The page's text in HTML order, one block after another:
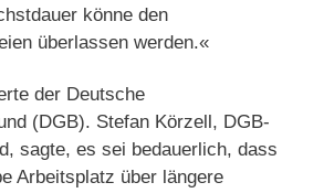
könne den
überlassen werden.«
der Deutsche
(DGB). Stefan Körzell, DGB-
sagte, es sei bedauerlich, dass
Arbeitsplatz über längere